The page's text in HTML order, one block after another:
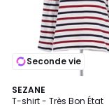
Seconde vie
SEZANE
T-shirt - Très Bon État